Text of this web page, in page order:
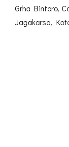
Grha Bintoro,
Jagakarsa,